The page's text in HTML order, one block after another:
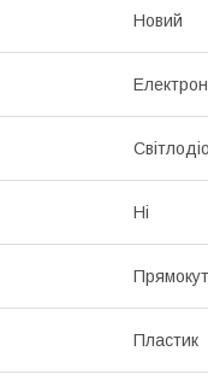
Новий
Ні
Пластик